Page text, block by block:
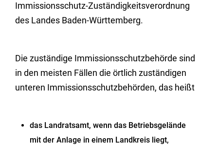
Immissionsschutz-Zuständigkeitsverordnung
des Landes Baden-Württemberg.
Die zuständige Immissionsschutzbehörde sind
in den meisten Fällen die örtlich zuständigen
unteren Immissionsschutzbehörden, das heißt
das Landratsamt, wenn das Betriebsgelände
mit der Anlage in einem Landkreis liegt,